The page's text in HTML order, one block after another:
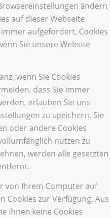
ändern
auf dieser Webseite
aufgefordert, Cookies
Sie unsere Website
wenn Sie Cookies
dass Sie immer
erlauben Sie uns
zu speichern. Sie
oder andere Cookies
nutzen zu
werden alle gesetzten
von Ihrem Computer auf
Cookies zur Verfügung. Aus
Ihnen keine Cookies